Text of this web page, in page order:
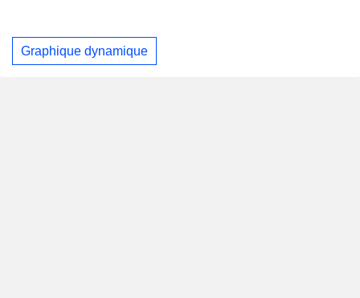
Graphique dynamique